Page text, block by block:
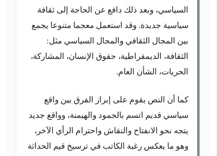
السياسي، وبعد ذلك دافع عن الحاجة إلى ثقافة
سياسية جديدة. وقد استعمل معجما متنوعا يجمع
بين المجال الثقافي والمجال السياسي مثل:
الثقافة، الديمقراطية، حقوق الإنسان، المشاركة،
الحريات، الشأن العام.
كما أن النص يقوم على إبراز الفرق بين واقع
سياسي قديم اتسم بالجمود والهيمنة، وواقع جديد
يتجه نحو الانفتاح والنقاش واحترام الرأي الآخر،
وهو ما يعكس رغبة الكاتب في ترسيخ قيم الحداثة